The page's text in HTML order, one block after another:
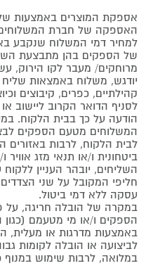
אספקת המוצרים באמצעות
האספקה של חברת
למחיר דמי המשלוח שנקבע
של הספקים בהן מתבצעת
מרוחקים/ מעבר לקו הירוק,
יודגש, משלוח באמצאות
קהילתיים, כפרים, קיבוצים
לסניף הדואר הקרוב ליישוב
הודעה על כך בבית הלקוח.
המשלוחים מטעם הספקים
לבית הלקוח, לרבות באזורים
ביטחונית ו/או תנאי מזג
השליחים, יובהר העניין
חליפי המקובל על שני
עסקה ללא דמי ביטול.
במקרה של הובלה חריגה, על
הספקים ו/או מי מטעמם
באמצעות מדרגות או מעלית,
לביצועה או הובלה לקומות
במלואה, לרבות שימוש במנוף